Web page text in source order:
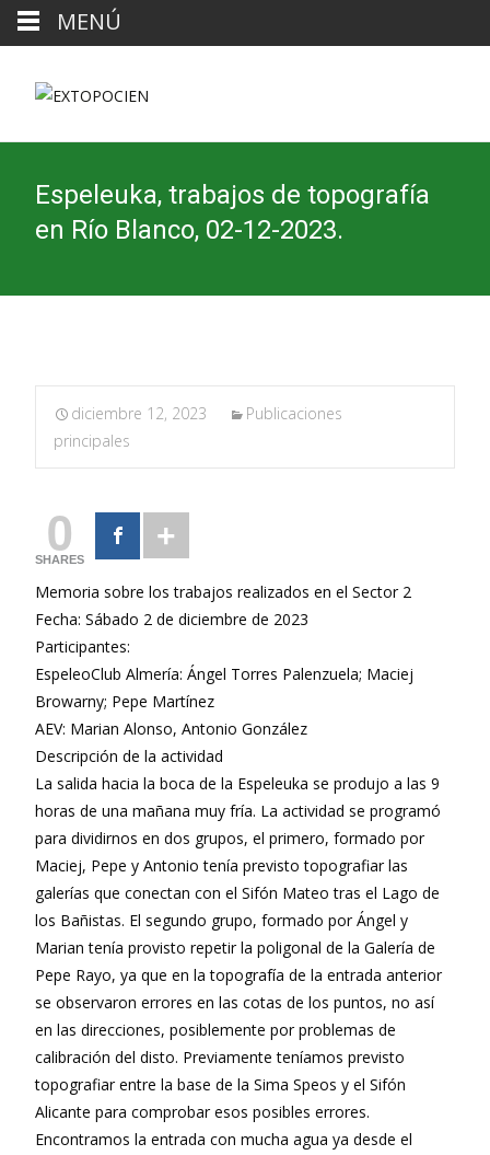
Espeleuka, trabajos de topografía
en Río Blanco, 02-12-2023.
diciembre 12, 2023
Publicaciones
principales
0
SHARES
Memoria sobre los trabajos realizados en el Sector 2
Fecha: Sábado 2 de diciembre de 2023
Participantes:
EspeleoClub Almería: Ángel Torres Palenzuela; Maciej
Browarny; Pepe Martínez
AEV: Marian Alonso, Antonio González
Descripción de la actividad
La salida hacia la boca de la Espeleuka se produjo a las 9
horas de una mañana muy fría. La actividad se programó
para dividirnos en dos grupos, el primero, formado por
Maciej, Pepe y Antonio tenía previsto topografiar las
galerías que conectan con el Sifón Mateo tras el Lago de
los Bañistas. El segundo grupo, formado por Ángel y
Marian tenía provisto repetir la poligonal de la Galería de
Pepe Rayo, ya que en la topografía de la entrada anterior
se observaron errores en las cotas de los puntos, no así
en las direcciones, posiblemente por problemas de
calibración del disto. Previamente teníamos previsto
topografiar entre la base de la Sima Speos y el Sifón
Alicante para comprobar esos posibles errores.
Encontramos la entrada con mucha agua ya desde el
MENÚ